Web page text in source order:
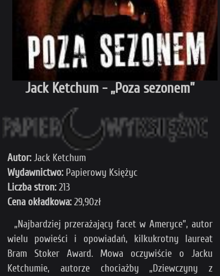
Jack Ketchum - „Poza sezonem”
Autor: Jack Ketchum
Wydawnictwo: Papierowy Księżyc
Liczba stron: 213
Cena okładkowa: 29,90zł
„Najbardziej przerażający facet w Ameryce”, autor
wielu powieści i opowiadań, kilkukrotny laureat
Bram Stoker Award. Mowa oczywiście o Jacku
Ketchumie, autorze chociażby „Dziewczyny z